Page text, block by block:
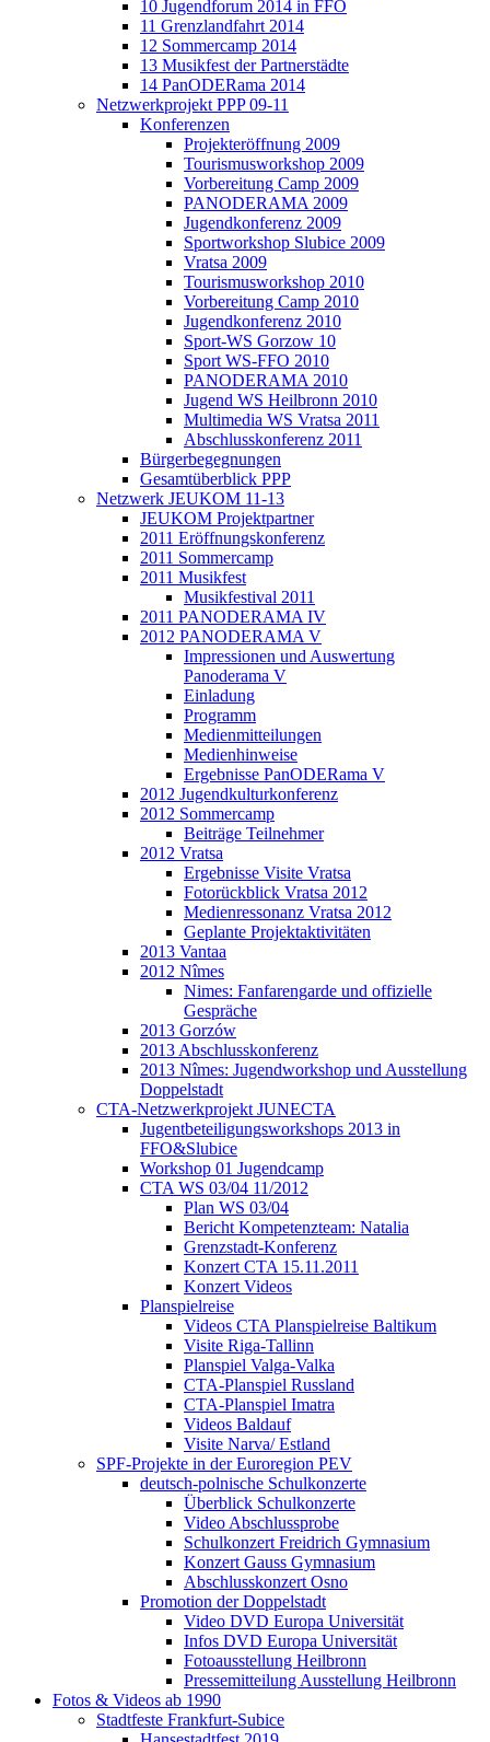
10 Jugendforum 2014 in FFO
11 Grenzlandfahrt 2014
12 Sommercamp 2014
13 Musikfest der Partnerstädte
14 PanODERama 2014
Netzwerkprojekt PPP 09-11
Konferenzen
Projekteröffnung 2009
Tourismusworkshop 2009
Vorbereitung Camp 2009
PANODERAMA 2009
Jugendkonferenz 2009
Sportworkshop Slubice 2009
Vratsa 2009
Tourismusworkshop 2010
Vorbereitung Camp 2010
Jugendkonferenz 2010
Sport-WS Gorzow 10
Sport WS-FFO 2010
PANODERAMA 2010
Jugend WS Heilbronn 2010
Multimedia WS Vratsa 2011
Abschlusskonferenz 2011
Bürgerbegegnungen
Gesamtüberblick PPP
Netzwerk JEUKOM 11-13
JEUKOM Projektpartner
2011 Eröffnungskonferenz
2011 Sommercamp
2011 Musikfest
Musikfestival 2011
2011 PANODERAMA IV
2012 PANODERAMA V
Impressionen und Auswertung
Panoderama V
Einladung
Programm
Medienmitteilungen
Medienhinweise
Ergebnisse PanODERama V
2012 Jugendkulturkonferenz
2012 Sommercamp
Beiträge Teilnehmer
2012 Vratsa
Ergebnisse Visite Vratsa
Fotorückblick Vratsa 2012
Medienressonanz Vratsa 2012
Geplante Projektaktivitäten
2013 Vantaa
2012 Nîmes
Nimes: Fanfarengarde und offizielle
Gespräche
2013 Gorzów
2013 Abschlusskonferenz
2013 Nîmes: Jugendworkshop und Ausstellung
Doppelstadt
CTA-Netzwerkprojekt JUNECTA
Jugentbeteiligungsworkshops 2013 in
FFO&Slubice
Workshop 01 Jugendcamp
CTA WS 03/04 11/2012
Plan WS 03/04
Bericht Kompetenzteam: Natalia
Grenzstadt-Konferenz
Konzert CTA 15.11.2011
Konzert Videos
Planspielreise
Videos CTA Planspielreise Baltikum
Visite Riga-Tallinn
Planspiel Valga-Valka
CTA-Planspiel Russland
CTA-Planspiel Imatra
Videos Baldauf
Visite Narva/ Estland
SPF-Projekte in der Euroregion PEV
deutsch-polnische Schulkonzerte
Überblick Schulkonzerte
Video Abschlussprobe
Schulkonzert Freidrich Gymnasium
Konzert Gauss Gymnasium
Abschlusskonzert Osno
Promotion der Doppelstadt
Video DVD Europa Universität
Infos DVD Europa Universität
Fotoausstellung Heilbronn
Pressemitteilung Ausstellung Heilbronn
Fotos & Videos ab 1990
Stadtfeste Frankfurt-Subice